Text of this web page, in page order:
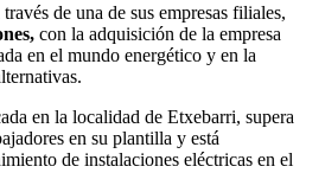
de una de sus empresas filiales,
con la adquisición de la empresa
en el mundo energético y en la
en la localidad de Etxebarri, supera
en su plantilla y está
de instalaciones eléctricas en el